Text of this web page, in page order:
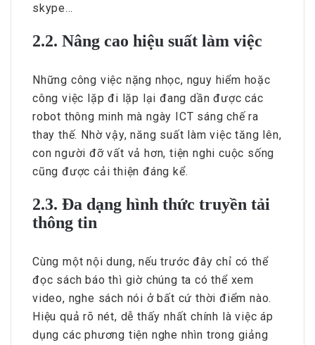
skype…
2.2. Nâng cao hiệu suất làm việc
Những công việc nặng nhọc, nguy hiểm hoặc
công việc lặp đi lặp lại đang dần được các
robot thông minh mà ngày ICT sáng chế ra
thay thế. Nhờ vậy, năng suất làm việc tăng lên,
con người đỡ vất vả hơn, tiện nghi cuộc sống
cũng được cải thiện đáng kể.
2.3. Đa dạng hình thức truyền tải
thông tin
Cùng một nội dung, nếu trước đây chỉ có thể
đọc sách báo thì giờ chúng ta có thể xem
video, nghe sách nói ở bất cứ thời điểm nào.
Hiệu quả rõ nét, dễ thấy nhất chính là việc áp
dụng các phương tiện nghe nhìn trong giảng